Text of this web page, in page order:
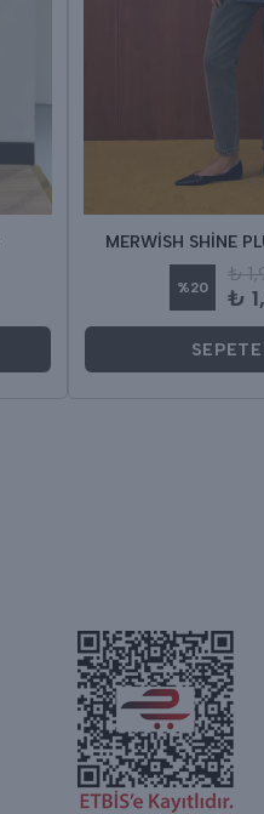
MERWİSH SHİNE
%20
₺
₺